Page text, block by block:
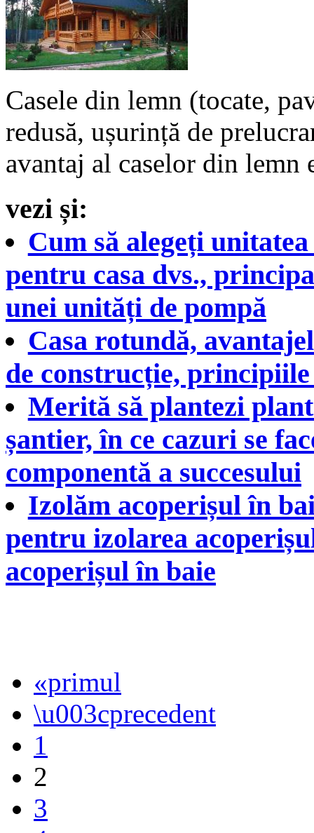
Casele din lemn (tocate,
redusă, ușurință de
avantaj al caselor din
vezi și:
Cum să alegeți
pentru casa dvs.,
unei unități de pompă
Casa rotundă,
de construcție,
Merită să plantezi
șantier, în ce cazuri se
componentă a succesului
Izolăm acoperișul în
pentru izolarea
acoperișul în baie
«primul
\u003cprecedent
1
2
3